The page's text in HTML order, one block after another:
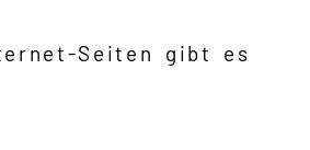
Seiten gibt es